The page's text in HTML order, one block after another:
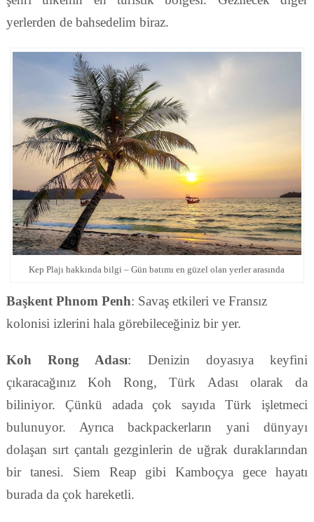
yerlerden de bahsedelim biraz.
Kep Plajı hakkında bilgi – Gün batımı en güzel olan yerler arasında
Başkent Phnom Penh: Savaş etkileri ve Fransız
kolonisi izlerini hala görebileceğiniz bir yer.
Koh Rong Adası: Denizin doyasıya keyfini
çıkaracağınız Koh Rong, Türk Adası olarak da
biliniyor. Çünkü adada çok sayıda Türk işletmeci
bulunuyor. Ayrıca backpackerların yani dünyayı
dolaşan sırt çantalı gezginlerin de uğrak duraklarından
bir tanesi. Siem Reap gibi Kamboçya gece hayatı
burada da çok hareketli.